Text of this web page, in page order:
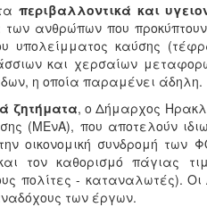
περιβαλλοντικά και
των ανθρώπων που
υπολείμματος καύσης
και χερσαίων
η οποία παραμένει άδηλη.
ζητήματα, ο Δήμαρχος
(ΜΕνΑ), που αποτελούν
οικονομική συνδρομή των
τον καθορισμό πάγιας
πολίτες - καταναλωτές).
των έργων.